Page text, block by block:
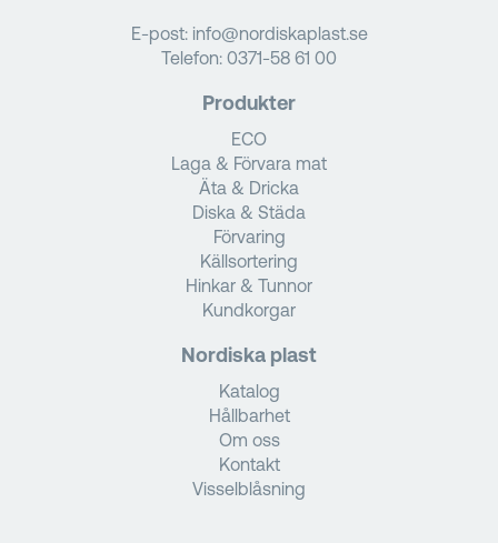
E-post: info@nordiskaplast.se
Telefon: 0371-58 61 00
Produkter
ECO
Laga & Förvara mat
Äta & Dricka
Diska & Städa
Förvaring
Källsortering
Hinkar & Tunnor
Kundkorgar
Nordiska plast
Katalog
Hållbarhet
Om oss
Kontakt
Visselblåsning